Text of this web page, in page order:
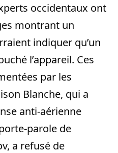
occidentaux ont
montrant un
indiquer qu’un
l’appareil. Ces
par les
Blanche, qui a
anti-aérienne
parole de
a refusé de